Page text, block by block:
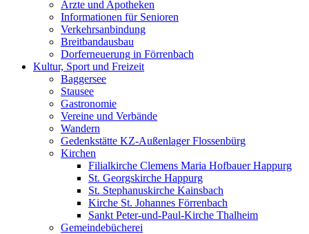
Ärzte und Apotheken
Informationen für Senioren
Verkehrsanbindung
Breitbandausbau
Dorferneuerung in Förrenbach
Kultur, Sport und Freizeit
Baggersee
Stausee
Gastronomie
Vereine und Verbände
Wandern
Gedenkstätte KZ-Außenlager Flossenbürg
Kirchen
Filialkirche Clemens Maria Hofbauer Happurg
St. Georgskirche Happurg
St. Stephanuskirche Kainsbach
Kirche St. Johannes Förrenbach
Sankt Peter-und-Paul-Kirche Thalheim
Gemeindebücherei